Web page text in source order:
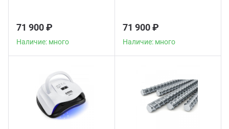
71 900 ₽
Наличие: много
71 900 ₽
Наличие: много